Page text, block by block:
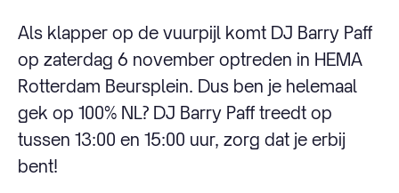
Als klapper op de vuurpijl komt DJ Barry Paff
op zaterdag 6 november optreden in HEMA
Rotterdam Beursplein. Dus ben je helemaal
gek op 100% NL? DJ Barry Paff treedt op
tussen 13:00 en 15:00 uur, zorg dat je erbij
bent!